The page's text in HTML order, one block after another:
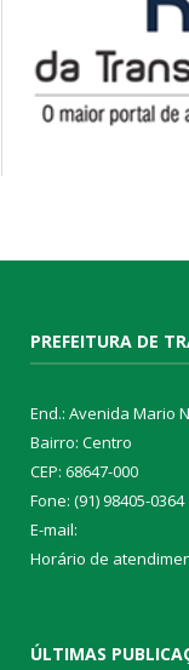
PREFEITURA DE
End.: Avenida Mario
Bairro: Centro
CEP: 68647-000
Fone: (91) 98405-0364
E-mail:
Horário de
ÚLTIMAS